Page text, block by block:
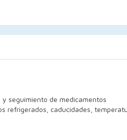
y seguimiento de medicamentos
refrigerados, caducidades,